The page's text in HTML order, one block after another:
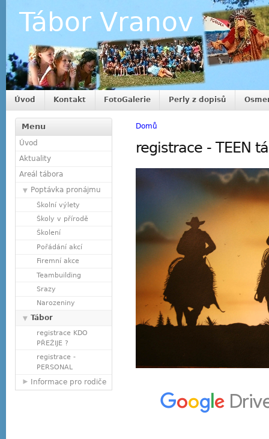
Tábor Vranov
Úvod Kontakt FotoGalerie Perly z dopisů
Menu
Úvod
Aktuality
Areál tábora
Poptávka pronájmu
Školní výlety
Školy v přírodě
Školení
Pořádání akcí
Firemní akce
Teambuilding
Srazy
Narozeniny
Tábor
registrace KDO
PŘEŽIJE ?
registrace -
PERSONAL
Informace pro rodiče
Domů
registrace - TEEN